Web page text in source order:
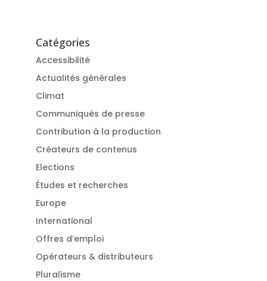
Catégories
Accessibilité
Actualités générales
Climat
Communiqués de presse
Contribution à la production
Créateurs de contenus
Elections
Études et recherches
Europe
International
Offres d’emploi
Opérateurs & distributeurs
Pluralisme